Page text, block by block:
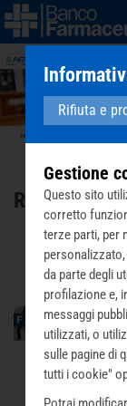
Raccolta
Rifiuta e
Gestione
Questo sito
corretto
terze parti, per
da parte degli
profilazione e,
messaggi
utilizzati, o
sulle pagine di
tutti i cookie"
rifiutare